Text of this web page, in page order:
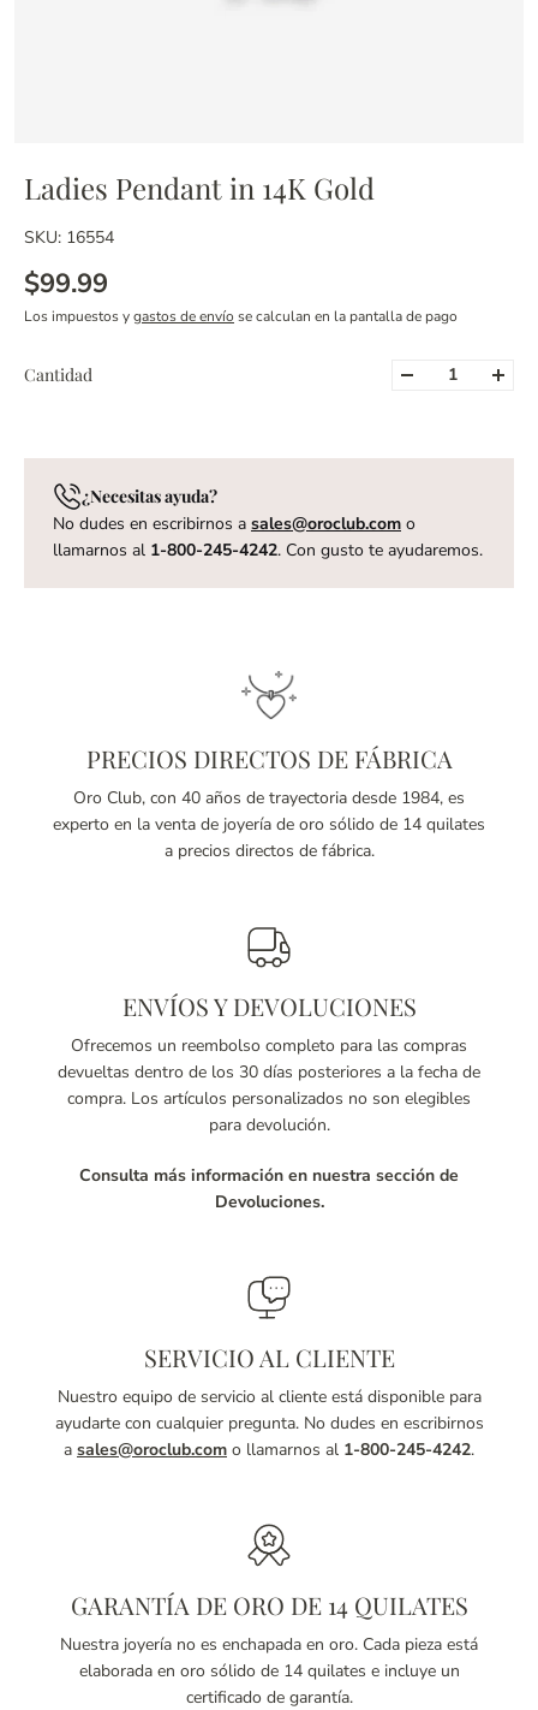
Ladies Pendant in 14K Gold
SKU: 16554
$99.99
Los impuestos ygastos de envío se calculan en la pantalla de pago
Cantidad
¿Necesitas ayuda?
No dudes en escribirnos a sales@oroclub.com o
llamarnos al 1-800-245-4242. Con gusto te ayudaremos.
PRECIOS DIRECTOS DE FÁBRICA
Oro Club, con 40 años de trayectoria desde 1984, es
experto en la venta de joyería de oro sólido de 14 quilates
a precios directos de fábrica.
ENVÍOS Y DEVOLUCIONES
Ofrecemos un reembolso completo para las compras
devueltas dentro de los 30 días posteriores a la fecha de
compra. Los artículos personalizados no son elegibles
para devolución.
Consulta más información en nuestra sección de
Devoluciones.
SERVICIO AL CLIENTE
Nuestro equipo de servicio al cliente está disponible para
ayudarte con cualquier pregunta. No dudes en escribirnos
a sales@oroclub.com o llamarnos al 1-800-245-4242.
GARANTÍA DE ORO DE 14 QUILATES
Nuestra joyería no es enchapada en oro. Cada pieza está
elaborada en oro sólido de 14 quilates e incluye un
certificado de garantía.